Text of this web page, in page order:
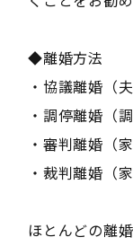
◆離婚方法
・協議離婚（
・調停離婚（
・審判離婚（
・裁判離婚（
ほとんどの離